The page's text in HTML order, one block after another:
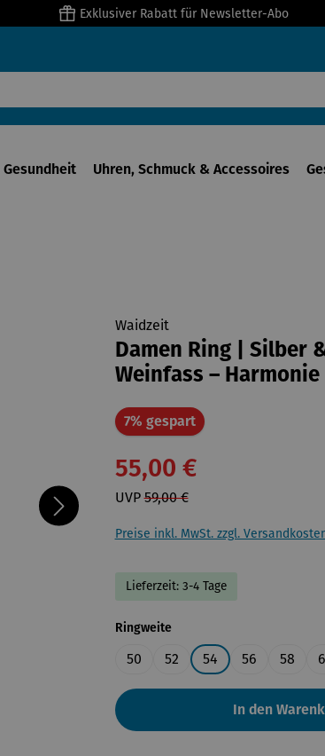
Exklusiver Rabatt für Newsletter-Abo
Uhren, Schmuck & Accessoires
Waidzeit
Damen Ring | Silber
Weinfass – Harmonie
7% gespartRabatt
55,00 €
UVP59,00 €
Preise inkl. MwSt. zzgl.
Lieferzeit: 3-4 Tage
Ringweiteauswählen
50 52 54 56 58
In den